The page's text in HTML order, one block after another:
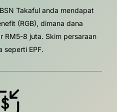
Takaful anda mendapat
(RGB), dimana dana
RM5-8 juta. Skim persaraan
seperti EPF.